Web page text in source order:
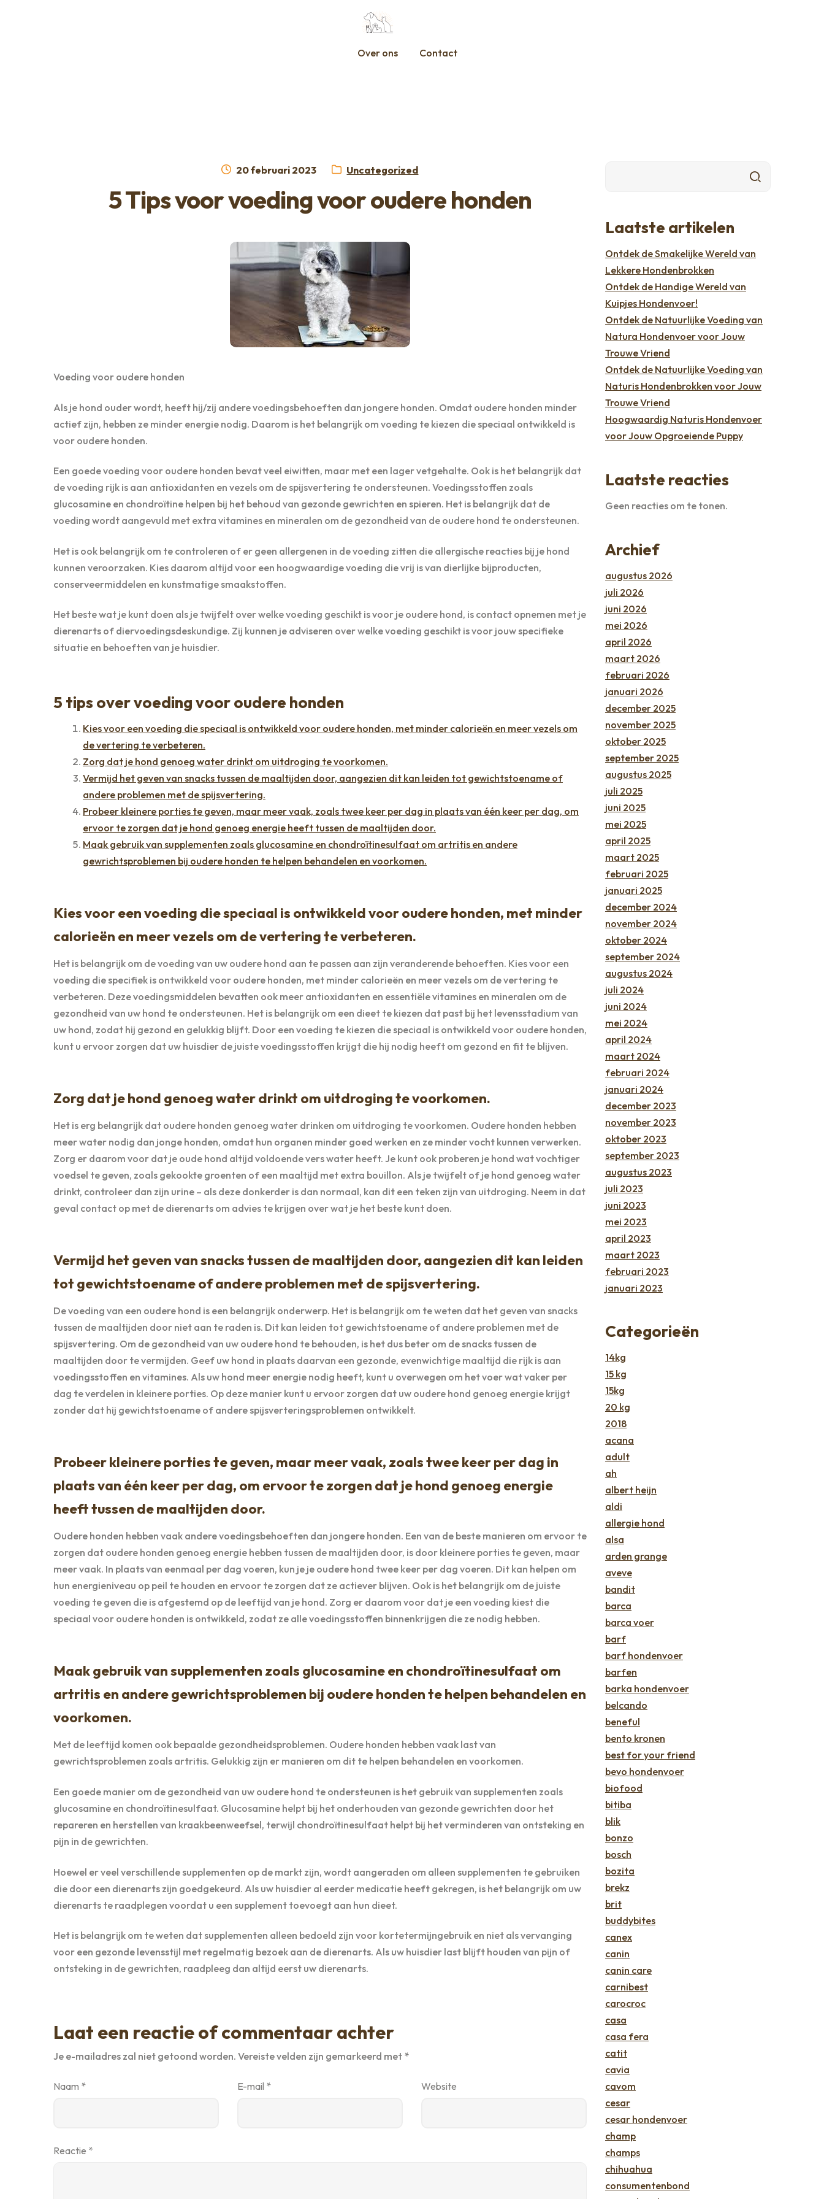
Over ons Contact
Geplaatst
20 februari 2023 Categorie:
Uncategorized
5 Tips voor voeding voor oudere honden
Voeding voor oudere honden
Als je hond ouder wordt, heeft hij/zij andere voedingsbehoeften dan jongere honden. Omdat oudere honden minder
actief zijn, hebben ze minder energie nodig. Daarom is het belangrijk om voeding te kiezen die speciaal ontwikkeld is
voor oudere honden.
Een goede voeding voor oudere honden bevat veel eiwitten, maar met een lager vetgehalte. Ook is het belangrijk dat
de voeding rijk is aan antioxidanten en vezels om de spijsvertering te ondersteunen. Voedingsstoffen zoals
glucosamine en chondroïtine helpen bij het behoud van gezonde gewrichten en spieren. Het is belangrijk dat de
voeding wordt aangevuld met extra vitamines en mineralen om de gezondheid van de oudere hond te ondersteunen.
Het is ook belangrijk om te controleren of er geen allergenen in de voeding zitten die allergische reacties bij je hond
kunnen veroorzaken. Kies daarom altijd voor een hoogwaardige voeding die vrij is van dierlijke bijproducten,
conserveermiddelen en kunstmatige smaakstoffen.
Het beste wat je kunt doen als je twijfelt over welke voeding geschikt is voor je oudere hond, is contact opnemen met je
dierenarts of diervoedingsdeskundige. Zij kunnen je adviseren over welke voeding geschikt is voor jouw specifieke
situatie en behoeften van je huisdier.
5 tips over voeding voor oudere honden
Kies voor een voeding die speciaal is ontwikkeld voor oudere honden, met minder calorieën en meer vezels om
de vertering te verbeteren.
Zorg dat je hond genoeg water drinkt om uitdroging te voorkomen.
Vermijd het geven van snacks tussen de maaltijden door, aangezien dit kan leiden tot gewichtstoename of
andere problemen met de spijsvertering.
Probeer kleinere porties te geven, maar meer vaak, zoals twee keer per dag in plaats van één keer per dag, om
ervoor te zorgen dat je hond genoeg energie heeft tussen de maaltijden door.
Maak gebruik van supplementen zoals glucosamine en chondroïtinesulfaat om artritis en andere
gewrichtsproblemen bij oudere honden te helpen behandelen en voorkomen.
Kies voor een voeding die speciaal is ontwikkeld voor oudere honden, met minder
calorieën en meer vezels om de vertering te verbeteren.
Het is belangrijk om de voeding van uw oudere hond aan te passen aan zijn veranderende behoeften. Kies voor een
voeding die specifiek is ontwikkeld voor oudere honden, met minder calorieën en meer vezels om de vertering te
verbeteren. Deze voedingsmiddelen bevatten ook meer antioxidanten en essentiële vitamines en mineralen om de
gezondheid van uw hond te ondersteunen. Het is belangrijk om een dieet te kiezen dat past bij het levensstadium van
uw hond, zodat hij gezond en gelukkig blijft. Door een voeding te kiezen die speciaal is ontwikkeld voor oudere honden,
kunt u ervoor zorgen dat uw huisdier de juiste voedingsstoffen krijgt die hij nodig heeft om gezond en fit te blijven.
Zorg dat je hond genoeg water drinkt om uitdroging te voorkomen.
Het is erg belangrijk dat oudere honden genoeg water drinken om uitdroging te voorkomen. Oudere honden hebben
meer water nodig dan jonge honden, omdat hun organen minder goed werken en ze minder vocht kunnen verwerken.
Zorg er daarom voor dat je oude hond altijd voldoende vers water heeft. Je kunt ook proberen je hond wat vochtiger
voedsel te geven, zoals gekookte groenten of een maaltijd met extra bouillon. Als je twijfelt of je hond genoeg water
drinkt, controleer dan zijn urine – als deze donkerder is dan normaal, kan dit een teken zijn van uitdroging. Neem in dat
geval contact op met de dierenarts om advies te krijgen over wat je het beste kunt doen.
Vermijd het geven van snacks tussen de maaltijden door, aangezien dit kan leiden
tot gewichtstoename of andere problemen met de spijsvertering.
De voeding van een oudere hond is een belangrijk onderwerp. Het is belangrijk om te weten dat het geven van snacks
tussen de maaltijden door niet aan te raden is. Dit kan leiden tot gewichtstoename of andere problemen met de
spijsvertering. Om de gezondheid van uw oudere hond te behouden, is het dus beter om de snacks tussen de
maaltijden door te vermijden. Geef uw hond in plaats daarvan een gezonde, evenwichtige maaltijd die rijk is aan
voedingsstoffen en vitamines. Als uw hond meer energie nodig heeft, kunt u overwegen om het voer wat vaker per
dag te verdelen in kleinere porties. Op deze manier kunt u ervoor zorgen dat uw oudere hond genoeg energie krijgt
zonder dat hij gewichtstoename of andere spijsverteringsproblemen ontwikkelt.
Probeer kleinere porties te geven, maar meer vaak, zoals twee keer per dag in
plaats van één keer per dag, om ervoor te zorgen dat je hond genoeg energie
heeft tussen de maaltijden door.
Oudere honden hebben vaak andere voedingsbehoeften dan jongere honden. Een van de beste manieren om ervoor te
zorgen dat oudere honden genoeg energie hebben tussen de maaltijden door, is door kleinere porties te geven, maar
meer vaak. In plaats van eenmaal per dag voeren, kun je je oudere hond twee keer per dag voeren. Dit kan helpen om
hun energieniveau op peil te houden en ervoor te zorgen dat ze actiever blijven. Ook is het belangrijk om de juiste
voeding te geven die is afgestemd op de leeftijd van je hond. Zorg er daarom voor dat je een voeding kiest die
speciaal voor oudere honden is ontwikkeld, zodat ze alle voedingsstoffen binnenkrijgen die ze nodig hebben.
Maak gebruik van supplementen zoals glucosamine en chondroïtinesulfaat om
artritis en andere gewrichtsproblemen bij oudere honden te helpen behandelen en
voorkomen.
Met de leeftijd komen ook bepaalde gezondheidsproblemen. Oudere honden hebben vaak last van
gewrichtsproblemen zoals artritis. Gelukkig zijn er manieren om dit te helpen behandelen en voorkomen.
Een goede manier om de gezondheid van uw oudere hond te ondersteunen is het gebruik van supplementen zoals
glucosamine en chondroïtinesulfaat. Glucosamine helpt bij het onderhouden van gezonde gewrichten door het
repareren en herstellen van kraakbeenweefsel, terwijl chondroïtinesulfaat helpt bij het verminderen van ontsteking en
pijn in de gewrichten.
Hoewel er veel verschillende supplementen op de markt zijn, wordt aangeraden om alleen supplementen te gebruiken
die door een dierenarts zijn goedgekeurd. Als uw huisdier al eerder medicatie heeft gekregen, is het belangrijk om uw
dierenarts te raadplegen voordat u een supplement toevoegt aan hun dieet.
Het is belangrijk om te weten dat supplementen alleen bedoeld zijn voor kortetermijngebruik en niet als vervanging
voor een gezonde levensstijl met regelmatig bezoek aan de dierenarts. Als uw huisdier last blijft houden van pijn of
ontsteking in de gewrichten, raadpleeg dan altijd eerst uw dierenarts.
Laat een reactie of commentaar achter
Je e-mailadres zal niet getoond worden. Vereiste velden zijn gemarkeerd met *
Naam * E-mail * Website
Reactie *
Laatste artikelen
Ontdek de Smakelijke Wereld van
Lekkere Hondenbrokken
Ontdek de Handige Wereld van
Kuipjes Hondenvoer!
Ontdek de Natuurlijke Voeding van
Natura Hondenvoer voor Jouw
Trouwe Vriend
Ontdek de Natuurlijke Voeding van
Naturis Hondenbrokken voor Jouw
Trouwe Vriend
Hoogwaardig Naturis Hondenvoer
voor Jouw Opgroeiende Puppy
Laatste reacties
Geen reacties om te tonen.
Archief
augustus 2026
juli 2026
juni 2026
mei 2026
april 2026
maart 2026
februari 2026
januari 2026
december 2025
november 2025
oktober 2025
september 2025
augustus 2025
juli 2025
juni 2025
mei 2025
april 2025
maart 2025
februari 2025
januari 2025
december 2024
november 2024
oktober 2024
september 2024
augustus 2024
juli 2024
juni 2024
mei 2024
april 2024
maart 2024
februari 2024
januari 2024
december 2023
november 2023
oktober 2023
september 2023
augustus 2023
juli 2023
juni 2023
mei 2023
april 2023
maart 2023
februari 2023
januari 2023
Categorieën
14kg
15 kg
15kg
20 kg
2018
acana
adult
ah
albert heijn
aldi
allergie hond
alsa
arden grange
aveve
bandit
barca
barca voer
barf
barf hondenvoer
barfen
barka hondenvoer
belcando
beneful
bento kronen
best for your friend
bevo hondenvoer
biofood
bitiba
blik
bonzo
bosch
bozita
brekz
brit
buddybites
canex
canin
canin care
carnibest
carocroc
casa
casa fera
catit
cavia
cavom
cesar
cesar hondenvoer
champ
champs
chihuahua
consumentenbond